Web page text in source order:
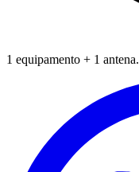
1 equipamento + 1 antena.